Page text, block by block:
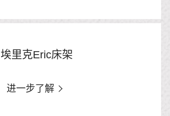
埃里克Eric床架
进一步了解